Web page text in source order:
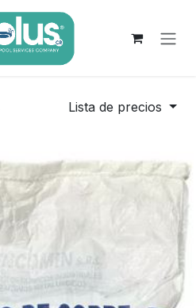
Lista de precios